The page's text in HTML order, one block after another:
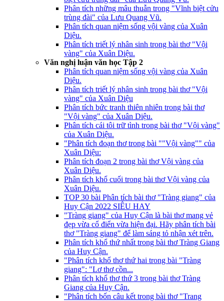
Phân tích những mâu thuẫn trong "Vĩnh biệt cửu
trùng đài" của Lưu Quang Vũ.
Phân tích quan niệm sống vội vàng của Xuân
Diệu.
Phân tích triết lý nhân sinh trong bài thơ "Vội
vàng" của Xuân Diệu.
Văn nghị luận văn học Tập 2
Phân tích quan niệm sống vội vàng của Xuân
Diệu.
Phân tích triết lý nhân sinh trong bài thơ "Vội
vàng" của Xuân Diệu
Phân tích bức tranh thiên nhiên trong bài thơ
"Vội vàng" của Xuân Diệu.
Phân tích cái tôi trữ tình trong bài thơ "Vội vàng"
của Xuân Diệu.
"Phân tích đoạn thơ trong bài ""Vội vàng"" của
Xuân Diệu:
Phân tích đoạn 2 trong bài thơ Vội vàng của
Xuân Diệu.
Phân tích khổ cuối trong bài thơ Vội vàng của
Xuân Diệu.
TOP 30 bài Phân tích bài thơ "Tràng giang" của
Huy Cận 2022 SIÊU HAY
"Tràng giang" của Huy Cận là bài thơ mang vẻ
đẹp vừa cổ điển vừa hiện đại. Hãy phân tích bài
thơ "Tràng giang" để làm sáng tỏ nhận xét trên.
Phân tích khổ thứ nhất trong bài thơ Tràng Giang
của Huy Cận.
"Phân tích khổ thơ thứ hai trong bài "Tràng
giang": "Lơ thơ cồn...
Phân tích khổ thơ thứ 3 trong bài thơ Tràng
Giang của Huy Cận.
"Phân tích bốn câu kết trong bài thơ "Trang